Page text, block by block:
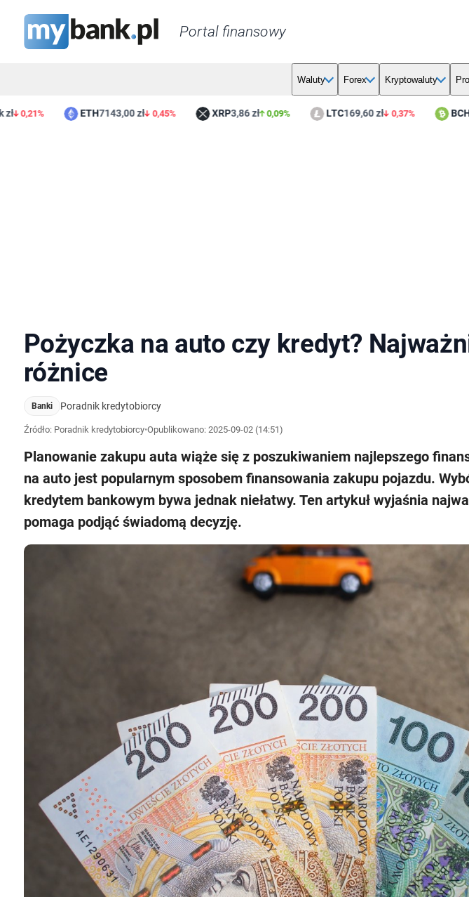
Portal finansowy
Waluty Forex Kryptowaluty
0,21% ETH7143,00 zł 0,45% XRP3,86 zł 0,09% LTC169,60 zł 0,37% BCH
Pożyczka na auto czy kredyt?
różnice
Banki Poradnik kredytobiorcy
Źródło: Poradnik kredytobiorcy•Opublikowano: 2025-09-02 (14:51)
Planowanie zakupu auta wiąże się z poszukiwaniem najlepszego
na auto jest popularnym sposobem finansowania zakupu pojazdu.
kredytem bankowym bywa jednak niełatwy. Ten artykuł wyjaśnia
pomaga podjąć świadomą decyzję.